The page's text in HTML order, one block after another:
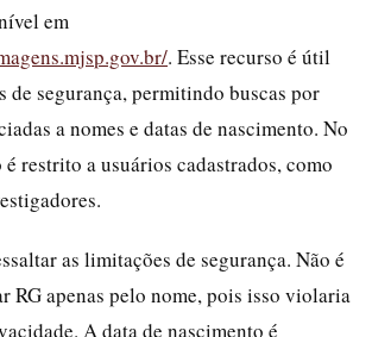
em
. Esse recurso é útil
de segurança, permitindo buscas por
a nomes e datas de nascimento. No
é restrito a usuários cadastrados, como
as limitações de segurança. Não é
RG apenas pelo nome, pois isso violaria
A data de nascimento é